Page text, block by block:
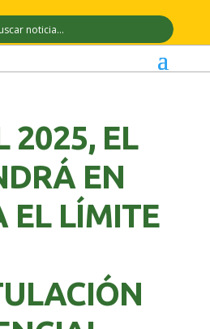
2025, EL
EN
EL LÍMITE